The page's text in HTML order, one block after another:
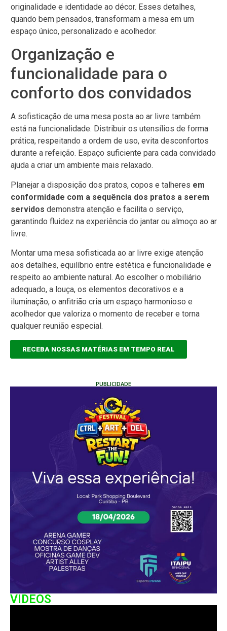
originalidade e identidade ao décor. Esses detalhes,
quando bem pensados, transformam a mesa em um
espaço único, personalizado e acolhedor.
Organização e
funcionalidade para o
conforto dos convidados
A sofisticação de uma mesa posta ao ar livre também
está na funcionalidade. Distribuir os utensílios de forma
prática, respeitando a ordem de uso, evita desconfortos
durante a refeição. Espaço suficiente para cada convidado
ajuda a criar um ambiente mais relaxado.
Planejar a disposição dos pratos, copos e talheres em
conformidade com a sequência dos pratos a serem
servidos demonstra atenção e facilita o serviço,
garantindo fluidez na experiência do jantar ou almoço ao ar
livre.
Montar uma mesa sofisticada ao ar livre exige atenção
aos detalhes, equilíbrio entre estética e funcionalidade e
respeito ao ambiente natural. Ao escolher o mobiliário
adequado, a louça, os elementos decorativos e a
iluminação, o anfitrião cria um espaço harmonioso e
acolhedor que valoriza o momento de receber e torna
qualquer reunião especial.
RECEBA NOSSAS MATÉRIAS EM TEMPO REAL
PUBLICIDADE
VIDEOS